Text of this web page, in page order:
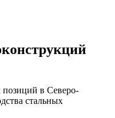
в Северо-
стальных